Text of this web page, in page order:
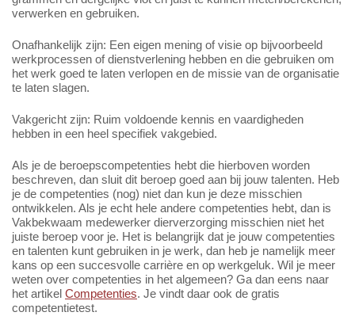
verwerken en gebruiken.
Onafhankelijk zijn: Een eigen mening of visie op bijvoorbeeld
werkprocessen of dienstverlening hebben en die gebruiken om
het werk goed te laten verlopen en de missie van de organisatie
te laten slagen.
Vakgericht zijn: Ruim voldoende kennis en vaardigheden
hebben in een heel specifiek vakgebied.
Als je de beroepscompetenties hebt die hierboven worden
beschreven, dan sluit dit beroep goed aan bij jouw talenten. Heb
je de competenties (nog) niet dan kun je deze misschien
ontwikkelen. Als je echt hele andere competenties hebt, dan is
Vakbekwaam medewerker dierverzorging misschien niet het
juiste beroep voor je. Het is belangrijk dat je jouw competenties
en talenten kunt gebruiken in je werk, dan heb je namelijk meer
kans op een succesvolle carrière en op werkgeluk. Wil je meer
weten over competenties in het algemeen? Ga dan eens naar
het artikel Competenties. Je vindt daar ook de gratis
competentietest.